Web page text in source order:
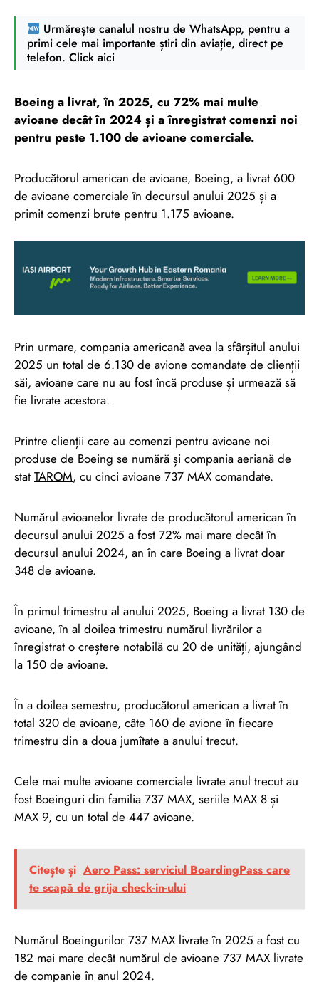
Urmărește canalul nostru de WhatsApp, pentru a
primi cele mai importante știri din aviație, direct pe
telefon. Click aici
Boeing a livrat, în 2025, cu 72% mai multe
avioane decât în 2024 și a înregistrat comenzi noi
pentru peste 1.100 de avioane comerciale.
Producătorul american de avioane, Boeing, a livrat 600
de avioane comerciale în decursul anului 2025 și a
primit comenzi brute pentru 1.175 avioane.
Prin urmare, compania americană avea la sfârșitul anului
2025 un total de 6.130 de avione comandate de clienții
săi, avioane care nu au fost încă produse și urmează să
fie livrate acestora.
Printre clienții care au comenzi pentru avioane noi
produse de Boeing se numără și compania aeriană de
stat TAROM, cu cinci avioane 737 MAX comandate.
Numărul avioanelor livrate de producătorul american în
decursul anului 2025 a fost 72% mai mare decât în
decursul anului 2024, an în care Boeing a livrat doar
348 de avioane.
În primul trimestru al anului 2025, Boeing a livrat 130 de
avioane, în al doilea trimestru numărul livrărilor a
înregistrat o creștere notabilă cu 20 de unități, ajungând
la 150 de avioane.
În a doilea semestru, producătorul american a livrat în
total 320 de avioane, câte 160 de avione în fiecare
trimestru din a doua jumîtate a anului trecut.
Cele mai multe avioane comerciale livrate anul trecut au
fost Boeinguri din familia 737 MAX, seriile MAX 8 și
MAX 9, cu un total de 447 avioane.
Citește și Aero Pass: serviciul BoardingPass care
te scapă de grija check-in-ului
Numărul Boeingurilor 737 MAX livrate în 2025 a fost cu
182 mai mare decât numărul de avioane 737 MAX livrate
de companie în anul 2024.